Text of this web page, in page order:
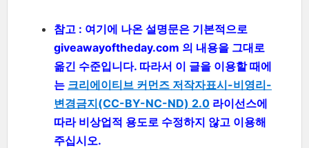
참고 : 여기에 나온 설명문은 기본적으로
giveawayoftheday.com 의 내용을 그대로
옮긴 수준입니다. 따라서 이 글을 이용할 때에
는 크리에이티브 커먼즈 저작자표시-비영리-
변경금지(CC-BY-NC-ND) 2.0 라이선스에
따라 비상업적 용도로 수정하지 않고 이용해
주십시오.